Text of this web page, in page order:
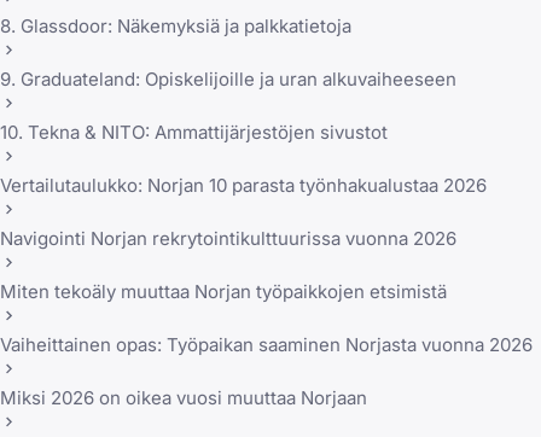
8. Glassdoor: Näkemyksiä ja palkkatietoja
9. Graduateland: Opiskelijoille ja uran alkuvaiheeseen
10. Tekna & NITO: Ammattijärjestöjen sivustot
Vertailutaulukko: Norjan 10 parasta työnhakualustaa 2026
Navigointi Norjan rekrytointikulttuurissa vuonna 2026
Miten tekoäly muuttaa Norjan työpaikkojen etsimistä
Vaiheittainen opas: Työpaikan saaminen Norjasta vuonna 2026
Miksi 2026 on oikea vuosi muuttaa Norjaan